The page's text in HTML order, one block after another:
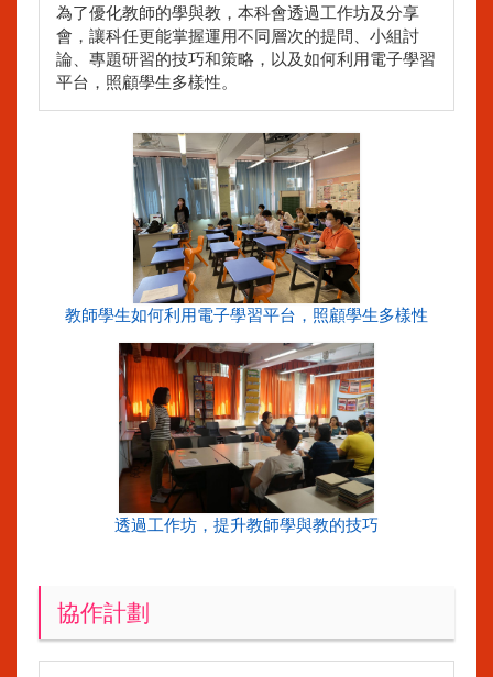
為了優化教師的學與教，本科會透過工作坊及分享
會，讓科任更能掌握運用不同層次的提問、小組討
論、專題研習的技巧和策略，以及如何利用電子學習
平台，照顧學生多樣性。
教師學生如何利用電子學習平台，照顧學生多樣性
透過工作坊，提升教師學與教的技巧
協作計劃